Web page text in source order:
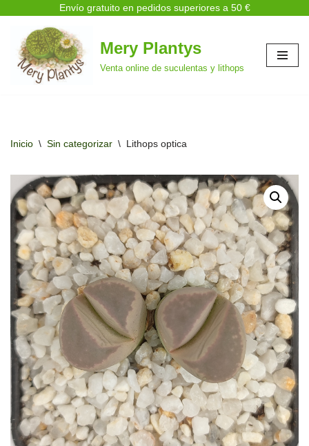
Envío gratuito en pedidos superiores a 50 €
Saltar
al
contenido
Mery Plantys
Venta online de suculentas y lithops
Inicio \ Sin categorizar \ Lithops optica